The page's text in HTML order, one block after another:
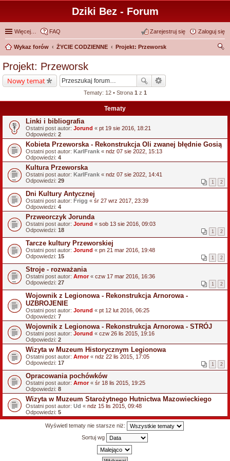
Dziki Bez - Forum
Więcej… FAQ Zaloguj się
Zarejestruj się
Wykaz forów ŻYCIE CODZIENNE
Projekt: Przeworsk
Projekt: Przeworsk
Nowy temat
Tematy: 12 • Strona 1 z 1
Tematy
Linki i bibliografia
Ostatni post autor: Jorund « pt 19 sie 2016, 18:21
Odpowiedzi: 2
Kobieta Przeworska - Rekonstrukcja Oli zwanej błędnie Gosią
Ostatni post autor: KarlFrank « ndz 07 sie 2022, 15:13
Odpowiedzi: 4
Kultura Przeworska
Ostatni post autor: KarlFrank « ndz 07 sie 2022, 14:41
Odpowiedzi: 29 1 2
Dni Kultury Antycznej
Ostatni post autor: Frigg « śr 27 wrz 2017, 23:39
Odpowiedzi: 4
Przweorczyk Jorunda
Ostatni post autor: Jorund « sob 13 sie 2016, 09:03
Odpowiedzi: 18 1 2
Tarcze kultury Przeworskiej
Ostatni post autor: Jorund « pn 21 mar 2016, 19:48
Odpowiedzi: 15 1 2
Stroje - rozważania
Ostatni post autor: Arnor« czw 17 mar 2016, 16:36
Odpowiedzi: 27 1 2
Wojownik z Legionowa - Rekonstrukcja Arnorowa -
UZBROJENIE
Ostatni post autor: Jorund « pt 12 lut 2016, 06:25
Odpowiedzi: 7
Wojownik z Legionowa - Rekonstrukcja Arnorowa - STRÓJ
Ostatni post autor: Jorund « czw 26 lis 2015, 19:16
Odpowiedzi: 2
Wizyta w Muzeum Historycznym Legionowa
Ostatni post autor: Arnor« ndz 22 lis 2015, 17:05
Odpowiedzi: 17 1 2
Opracowania pochówków
Ostatni post autor: Arnor« śr 18 lis 2015, 19:25
Odpowiedzi: 8
Wizyta w Muzeum Starożytnego Hutnictwa Mazowieckiego
Ostatni post autor: Ud « ndz 15 lis 2015, 09:48
Odpowiedzi: 5
Wyświetl tematy nie starsze niż:
Sortuj wg